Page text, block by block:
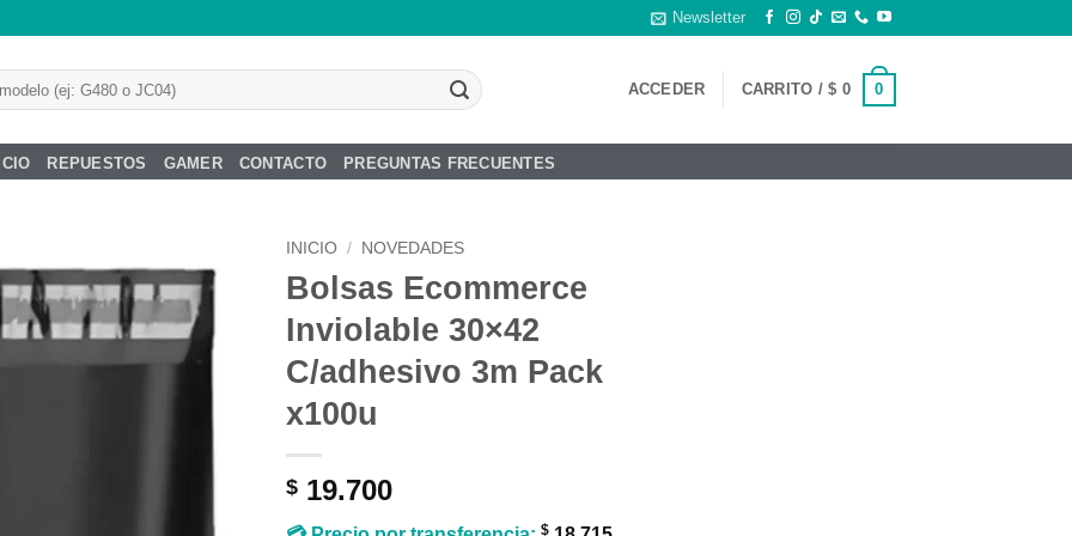
Newsletter
ACCEDER CARRITO /$ 0 0
REPUESTOS GAMER CONTACTO PREGUNTAS FRECUENTES
Añadir
a la
lista de
INICIO / NOVEDADES
Bolsas Ecommerce
Inviolable 30×42
C/adhesivo 3m Pack
x100u
$ 19.700
$